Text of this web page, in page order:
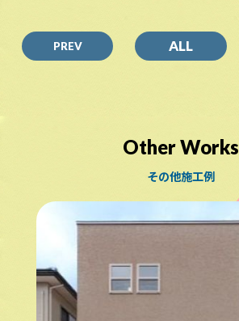
PREV ALL
Other Works
その他施工例